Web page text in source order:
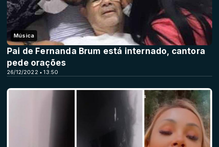
Música
26/12/2022 • 13:50
Pai de Fernanda Brum está internado, cantora
pede orações